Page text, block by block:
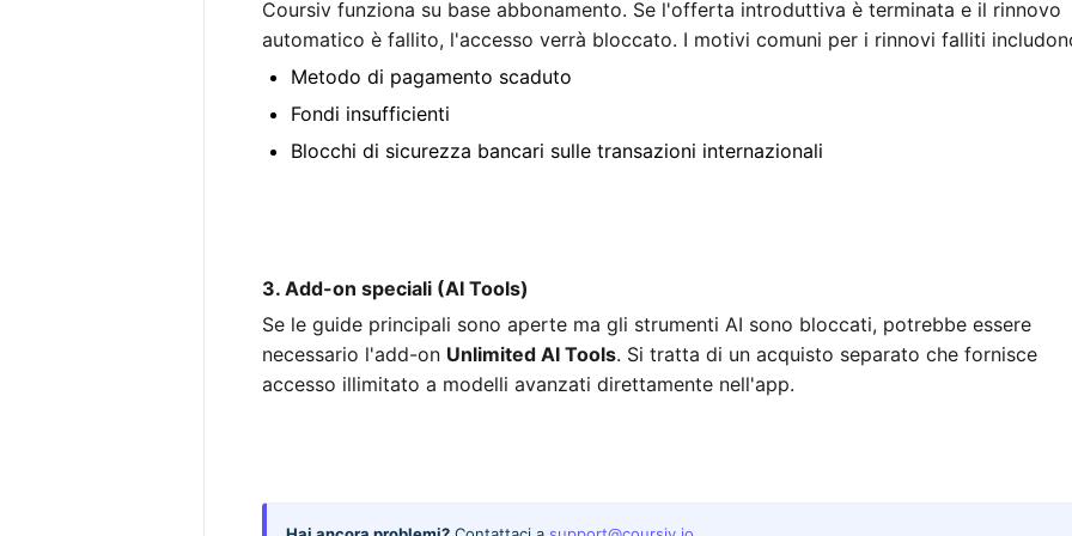
Coursiv funziona su base abbonamento. Se l'offerta introduttiva è terminata e il rinnovo
automatico è fallito, l'accesso verrà bloccato. I motivi comuni per i rinnovi falliti
Metodo di pagamento scaduto
Fondi insufficienti
Blocchi di sicurezza bancari sulle transazioni internazionali
3. Add-on speciali (AI Tools)
Se le guide principali sono aperte ma gli strumenti AI sono bloccati, potrebbe essere
necessario l'add-on Unlimited AI Tools. Si tratta di un acquisto separato che fornisce
accesso illimitato a modelli avanzati direttamente nell'app.